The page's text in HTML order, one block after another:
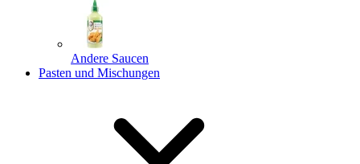
Andere Saucen
Pasten und Mischungen